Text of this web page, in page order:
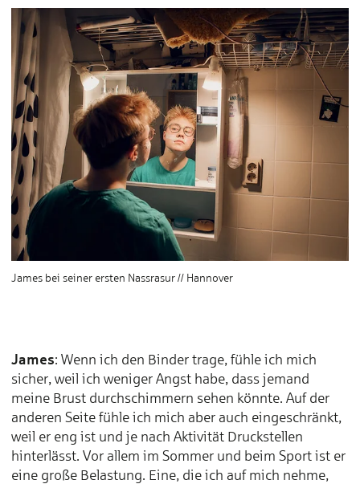
James bei seiner ersten Nassrasur // Hannover
James: Wenn ich den Binder trage, fühle ich mich
sicher, weil ich weniger Angst habe, dass jemand
meine Brust durchschimmern sehen könnte. Auf der
anderen Seite fühle ich mich aber auch eingeschränkt,
weil er eng ist und je nach Aktivität Druckstellen
hinterlässt. Vor allem im Sommer und beim Sport ist er
eine große Belastung. Eine, die ich auf mich nehme,